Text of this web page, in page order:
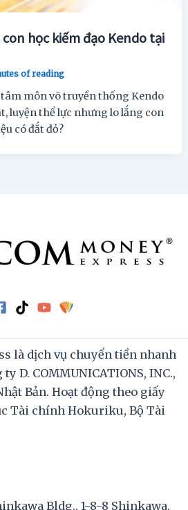
học kiếm đạo Kendo tại
of reading
môn võ truyền thống Kendo
luyện thể lực nhưng lo lắng con
có đắt đỏ?
là dịch vụ chuyển tiền nhanh
D. COMMUNICATIONS, INC.,
Bản. Hoạt động theo giấy
Tài chính Hokuriku, Bộ Tài
Bldg., 1-8-8 Shinkawa,